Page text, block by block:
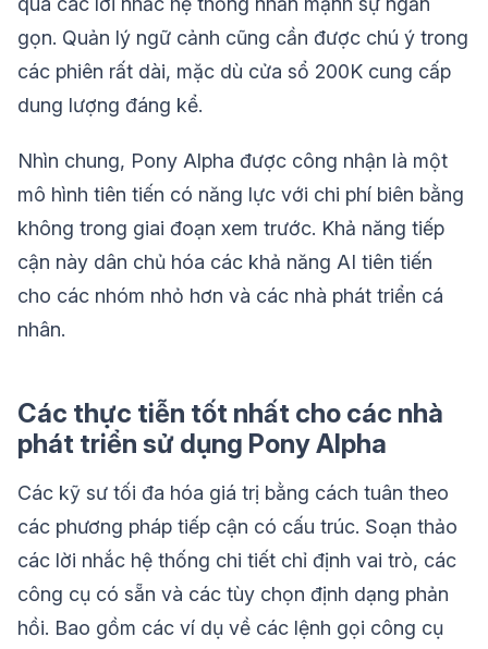
gọn. Quản lý ngữ cảnh cũng cần được chú ý trong
các phiên rất dài, mặc dù cửa sổ 200K cung cấp
dung lượng đáng kể.
Nhìn chung, Pony Alpha được công nhận là một
mô hình tiên tiến có năng lực với chi phí biên bằng
không trong giai đoạn xem trước. Khả năng tiếp
cận này dân chủ hóa các khả năng AI tiên tiến
cho các nhóm nhỏ hơn và các nhà phát triển cá
nhân.
Các thực tiễn tốt nhất cho các nhà
phát triển sử dụng Pony Alpha
Các kỹ sư tối đa hóa giá trị bằng cách tuân theo
các phương pháp tiếp cận có cấu trúc. Soạn thảo
các lời nhắc hệ thống chi tiết chỉ định vai trò, các
công cụ có sẵn và các tùy chọn định dạng phản
hồi. Bao gồm các ví dụ về các lệnh gọi công cụ